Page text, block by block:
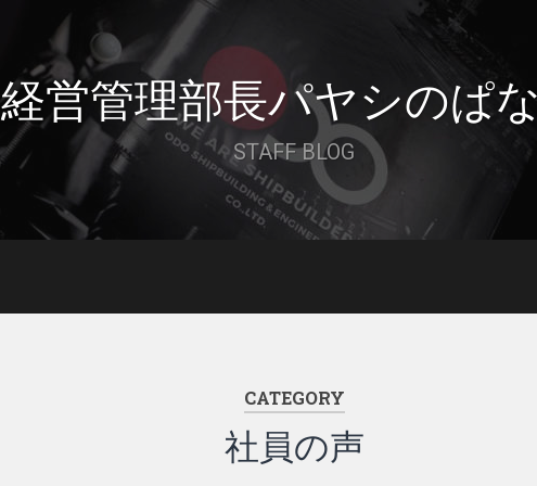
経営管理部長パヤシのぱ
STAFF BLOG
CATEGORY
社員の声